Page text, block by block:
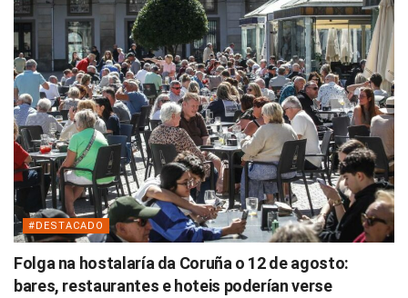
#DESTACADO
Folga na hostalaría da Coruña o 12 de agosto:
bares, restaurantes e hoteis poderían verse